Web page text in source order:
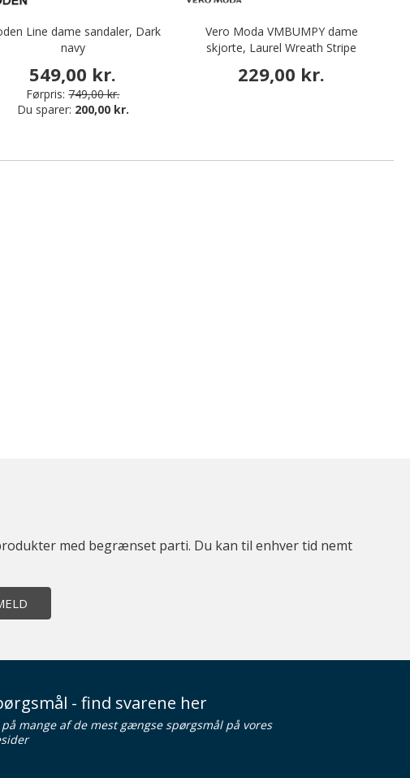
Line dame sandaler, Dark
navy
549,00 kr.
Førpris: 749,00 kr.
Du sparer: 200,00 kr.
Vero Moda VMBUMPY dame
skjorte, Laurel Wreath Stripe
229,00 kr.
med begrænset parti. Du kan til enhver tid nemt
- find svarene her
mange af de mest gængse spørgsmål på vores